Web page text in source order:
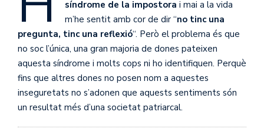
síndrome de la impostora i mai a la vida
m’he sentit amb cor de dir “no tinc una
pregunta, tinc una reflexió“. Però el problema és que
no soc l’única, una gran majoria de dones pateixen
aquesta síndrome i molts cops ni ho identifiquen. Perquè
fins que altres dones no posen nom a aquestes
inseguretats no s’adonen que aquests sentiments són
un resultat més d’una societat patriarcal.